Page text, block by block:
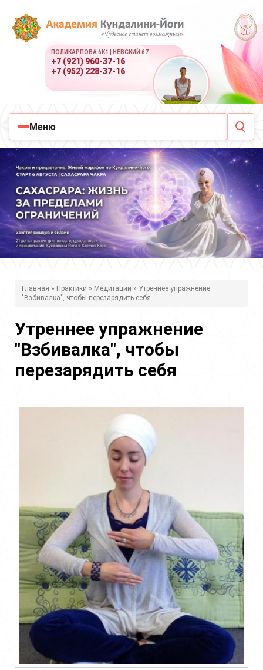
ПОЛИКАРПОВА 6К1 | НЕВСКИЙ 67
+7 (921) 960-37-16
+7 (952) 228-37-16
Меню
з
д
е
ь
Главная » Практики » Медитации » Утреннее упражнение
"Взбивалка", чтобы перезарядить себя
Утреннее упражнение
"Взбивалка", чтобы
перезарядить себя